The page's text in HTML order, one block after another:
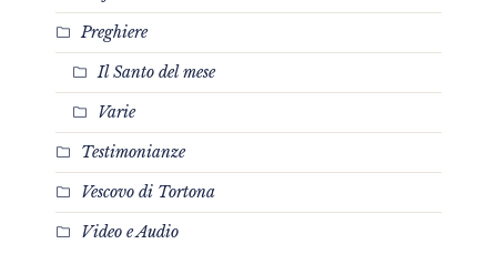
Preghiere
Il Santo del mese
Varie
Testimonianze
Vescovo di Tortona
Video e Audio